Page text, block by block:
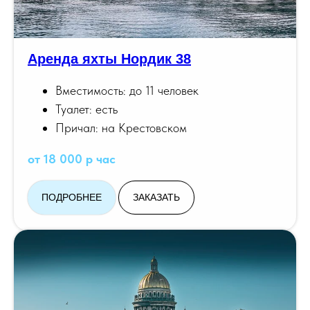
Аренда яхты Нордик 38
Вместимость: до 11 человек
Туалет: есть
Причал: на Крестовском
от 18 000 р час
ПОДРОБНЕЕ ЗАКАЗАТЬ